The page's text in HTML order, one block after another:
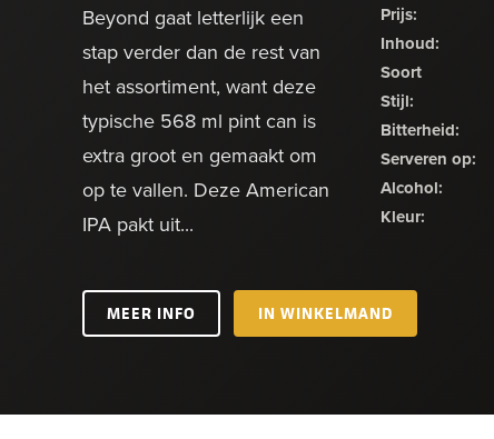
Beyond gaat letterlijk een
stap verder dan de rest van
het assortiment, want deze
typische 568 ml pint can is
extra groot en gemaakt om
op te vallen. Deze American
IPA pakt uit...
Prijs:
Inhoud:
Soort
Stijl:
Bitterheid:
Serveren op:
Alcohol:
Kleur:
MEER INFO IN WINKELMAND